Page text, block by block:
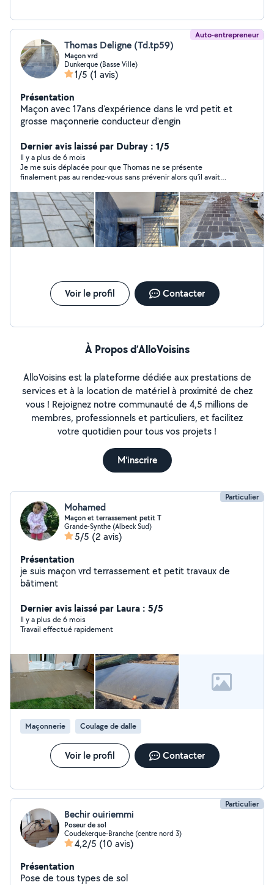
Auto-entrepreneur
Thomas Deligne (Td.tp59)
Maçon vrd
Dunkerque (Basse Ville)
1/5 (1 avis)
Présentation
Maçon avec 17ans d'expérience dans le vrd petit et
grosse maçonnerie conducteur d'engin
Dernier avis laissé par Dubray : 1/5
Il y a plus de 6 mois
Je me suis déplacée pour que Thomas ne se présente
finalement pas au rendez-vous sans prévenir alors qu’il avait
Voir le profil Contacter
À Propos d’AlloVoisins
AlloVoisins est la plateforme dédiée aux prestations de
services et à la location de matériel à proximité de chez
vous ! Rejoignez notre communauté de 4,5 millions de
membres, professionnels et particuliers, et facilitez
votre quotidien pour tous vos projets !
M'inscrire
Particulier
Mohamed
Maçon et terrassement petit T
Grande-Synthe (Albeck Sud)
5/5 (2 avis)
Présentation
je suis maçon vrd terrassement et petit travaux de
bâtiment
Dernier avis laissé par Laura : 5/5
Il y a plus de 6 mois
Travail effectué rapidement
Maçonnerie Coulage de dalle
Voir le profil Contacter
Particulier
Bechir ouiriemmi
Poseur de sol
Coudekerque-Branche (centre nord 3)
4,2/5 (10 avis)
Présentation
Pose de tous types de sol